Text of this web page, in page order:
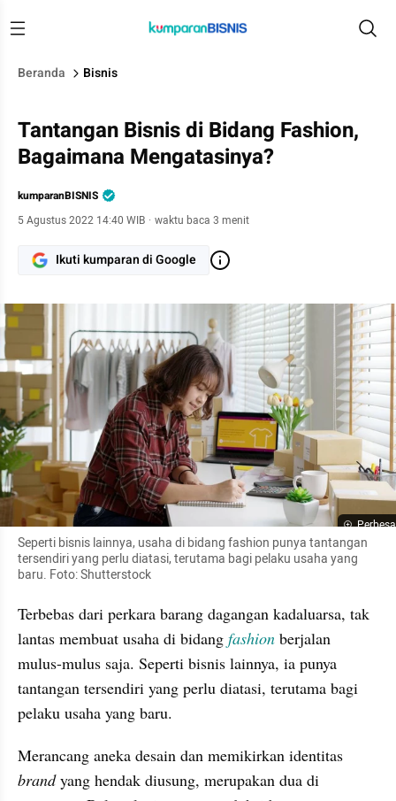
Beranda Bisnis
Tantangan Bisnis di Bidang Fashion,
Bagaimana Mengatasinya?
kumparanBISNIS
5 Agustus 2022 14:40 WIB · waktu baca 3 menit
Ikuti kumparan di Google
Seperti bisnis lainnya, usaha di bidang fashion punya tantangan
tersendiri yang perlu diatasi, terutama bagi pelaku usaha yang
baru. Foto: Shutterstock
Terbebas dari perkara barang dagangan kadaluarsa, tak
lantas membuat usaha di bidang fashion berjalan
mulus-mulus saja. Seperti bisnis lainnya, ia punya
tantangan tersendiri yang perlu diatasi, terutama bagi
pelaku usaha yang baru.
brand yang hendak diusung, merupakan dua di